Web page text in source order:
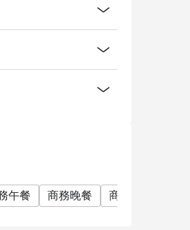
is located on
Chidlom and
午餐 商務晚餐 商務會議